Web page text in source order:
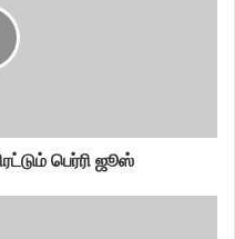
பெர்ரி ஜூஸ்